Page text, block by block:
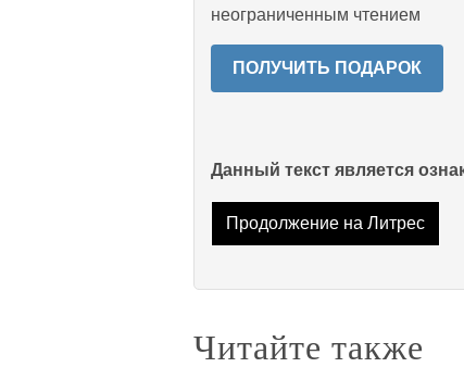
неограниченным чтением
ПОЛУЧИТЬ ПОДАРОК
Данный текст является
Продолжение на Литрес
Читайте также